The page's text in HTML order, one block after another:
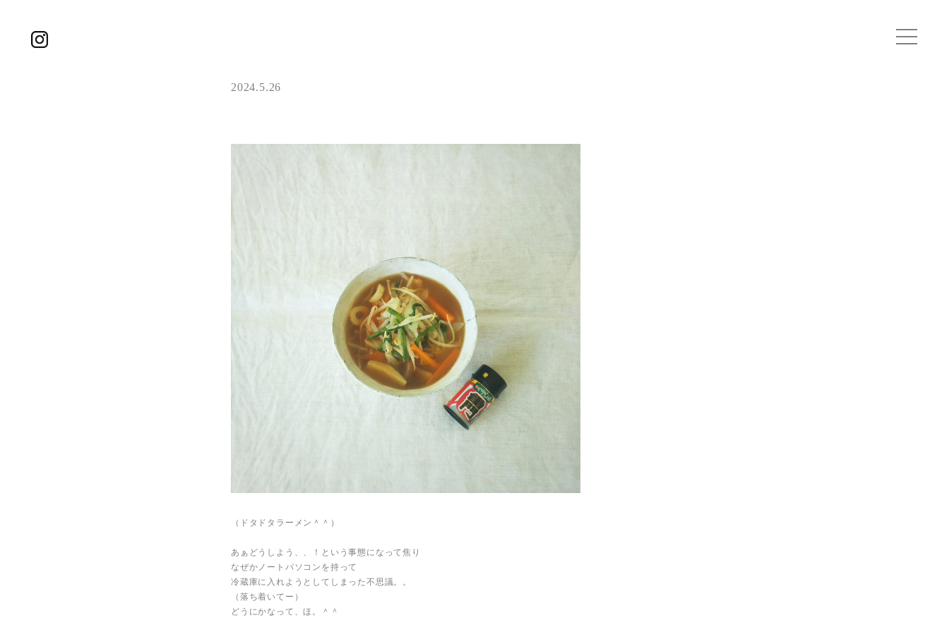
2024.5.26
（ドタドタラーメン＾＾）
あぁどうしよう、、！という事態になって焦り
なぜかノートパソコンを持って
冷蔵庫に入れようとしてしまった不思議。。
（落ち着いてー）
どうにかなって、ほ。＾＾